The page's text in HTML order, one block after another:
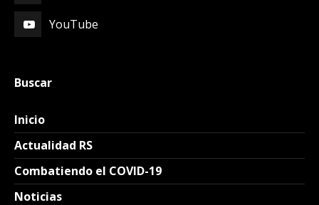
YouTube
Buscar
Inicio
Actualidad RS
Combatiendo el COVID-19
Noticias